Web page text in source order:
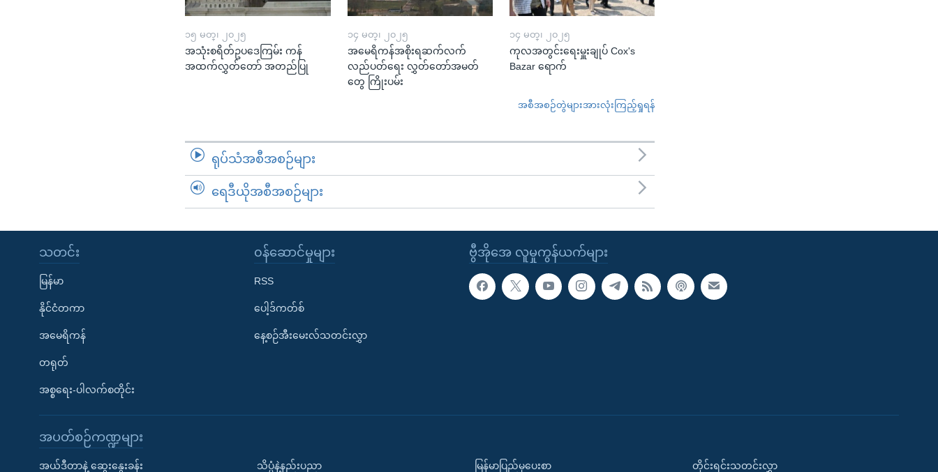
၁၅ မတ္၊ ၂၀၂၅
အသုံးစရိတ်ဥပဒေကြမ်း ကန်
အထက်လွှတ်တော် အတည်ပြု
၁၄ မတ္၊ ၂၀၂၅
အမေရိကန်အစိုးရဆက်လက်
လည်ပတ်ရေး လွှတ်တော်အမတ်
တွေ ကြိုးပမ်း
၁၄ မတ္၊ ၂၀၂၅
ကုလအတွင်းရေးမှူးချုပ် Cox's
Bazar ရောက်
အစီအစဉ်တွဲများအားလုံးကြည့်ရှုရန်
ရုပ်သံအစီအစဉ်များ
ရေဒီယိုအစီအစဉ်များ
ဗွီအိုအေ လူမှုကွန်ယက်များ
သတင်း
မြန်မာ
နိုင်ငံတကာ
အမေရိကန်
တရုတ်
အစ္စရေး-ပါလက်စတိုင်း
၀န်ဆောင်မှုများ
RSS
ပေါ့ဒ်ကတ်စ်
နေ့စဉ်အီးမေးလ်သတင်းလွှာ
အပတ်စဉ်ကဏ္ဍများ
အယ်ဒီတာနဲ့ ဆွေးနွေးခန်း သိပ္ပံနဲ့နည်းပညာ မြန်မာပြည်မှပေးစာ တိုင်းရင်းသတင်းလွှာ